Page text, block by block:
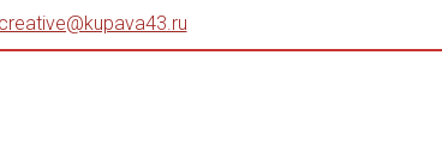
creative@kupava43.ru